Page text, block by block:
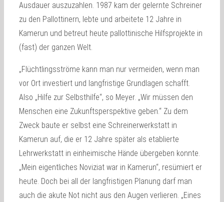
Ausdauer auszuzahlen. 1987 kam der gelernte Schreiner
zu den Pallottinern, lebte und arbeitete 12 Jahre in
Kamerun und betreut heute pallottinische Hilfsprojekte in
(fast) der ganzen Welt.
„Flüchtlingsströme kann man nur vermeiden, wenn man
vor Ort investiert und langfristige Grundlagen schafft.
Also „Hilfe zur Selbsthilfe“, so Meyer. „Wir müssen den
Menschen eine Zukunftsperspektive geben.“ Zu dem
Zweck baute er selbst eine Schreinerwerkstatt in
Kamerun auf, die er 12 Jahre später als etablierte
Lehrwerkstatt in einheimische Hände übergeben konnte.
„Mein eigentliches Noviziat war in Kamerun“, resümiert er
heute. Doch bei all der langfristigen Planung darf man
auch die akute Not nicht aus den Augen verlieren. „Eines